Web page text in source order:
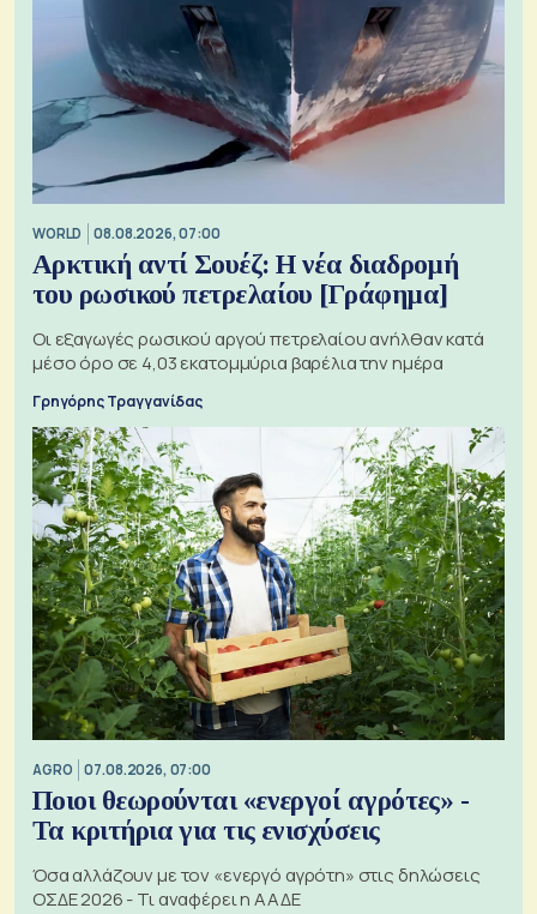
WORLD 08.08.2026, 07:00
Αρκτική αντί Σουέζ: Η νέα διαδρομή
του ρωσικού πετρελαίου [Γράφημα]
Οι εξαγωγές ρωσικού αργού πετρελαίου ανήλθαν κατά
μέσο όρο σε 4,03 εκατομμύρια βαρέλια την ημέρα
Γρηγόρης Τραγγανίδας
AGRO 07.08.2026, 07:00
Ποιοι θεωρούνται «ενεργοί αγρότες» -
Τα κριτήρια για τις ενισχύσεις
Όσα αλλάζουν με τον «ενεργό αγρότη» στις δηλώσεις
ΟΣΔΕ 2026 - Τι αναφέρει η ΑΑΔΕ